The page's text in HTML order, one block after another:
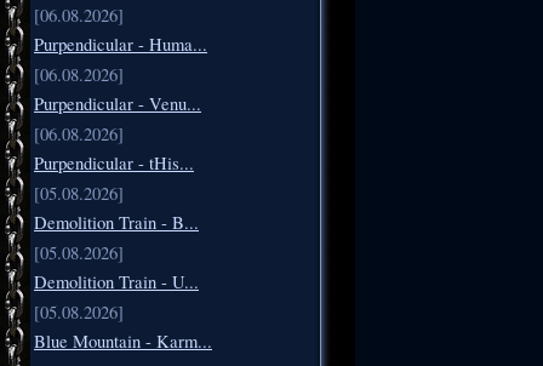
[06.08.2026]
Purpendicular - Huma...
[06.08.2026]
Purpendicular - Venu...
[06.08.2026]
Purpendicular - tHis...
[05.08.2026]
Demolition Train - B...
[05.08.2026]
Demolition Train - U...
[05.08.2026]
Blue Mountain - Karm...